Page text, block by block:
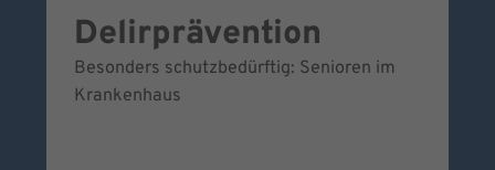
Delirprävention
Besonders schutzbedürftig: Senioren im
Krankenhaus